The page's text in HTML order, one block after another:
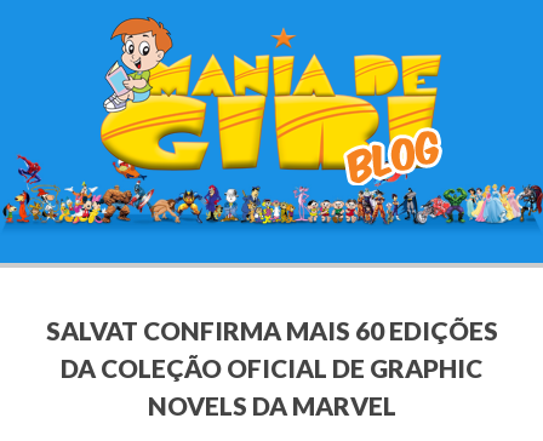
SALVAT CONFIRMA MAIS 60 EDIÇÕES
DA COLEÇÃO OFICIAL DE GRAPHIC
NOVELS DA MARVEL